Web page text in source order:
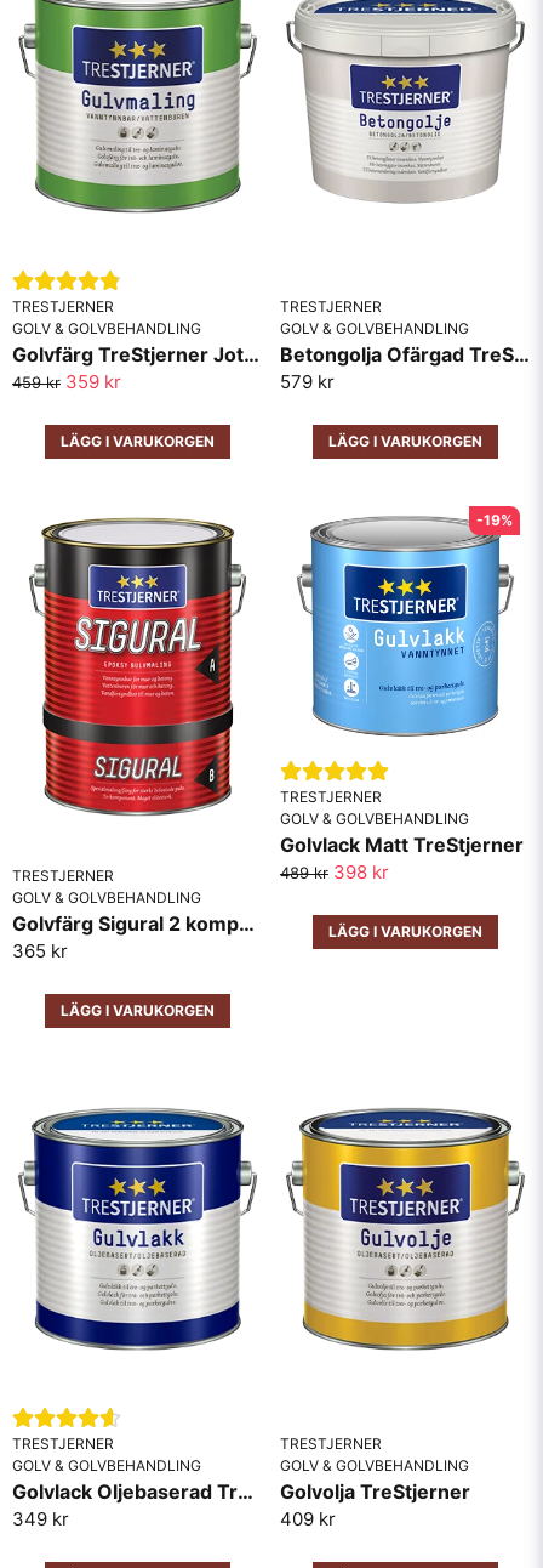
TRESTJERNER
GOLV & GOLVBEHANDLING
Golvfärg TreStjerner Jotun
459 kr 359 kr
LÄGG I VARUKORGEN
TRESTJERNER
GOLV & GOLVBEHANDLING
Betongolja Ofärgad TreStjerner
579 kr
LÄGG I VARUKORGEN
TRESTJERNER
GOLV & GOLVBEHANDLING
Golvfärg Sigural 2 komponent Epoxyfärg TreStjerner Bas+Härdare
365 kr
LÄGG I VARUKORGEN
TRESTJERNER
GOLV & GOLVBEHANDLING
Golvlack Matt TreStjerner
489 kr 398 kr
LÄGG I VARUKORGEN
-19%
TRESTJERNER
GOLV & GOLVBEHANDLING
Golvlack Oljebaserad TreStjerner
349 kr
TRESTJERNER
GOLV & GOLVBEHANDLING
Golvolja TreStjerner
409 kr
Ja, ni får publicera min fråga
Skicka fråga